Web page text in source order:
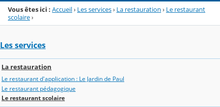
Vous êtes ici : Accueil› Les services› La restauration › Le restaurant
scolaire›
Les services
La restauration
Le restaurant d'application : Le Jardin de Paul
Le restaurant pédagogique
Le restaurant scolaire